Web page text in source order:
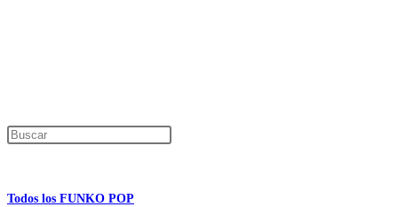
Todos los FUNKO POP